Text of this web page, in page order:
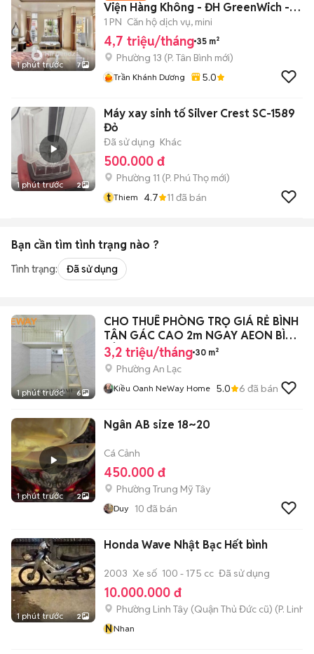
1 phút trước 7
Viện Hàng Không - ĐH GreenWich -
Etown Cộng Hòa
1 PN Căn hộ dịch vụ, mini
4,7 triệu/tháng 35 m²
Phường 13 (P. Tân Bình mới)
Trần Khánh Dương 5.0
1 phút trước 2
Máy xay sinh tố Silver Crest SC-1589
Đỏ
Đã sử dụng Khác
500.000 đ
Phường 11 (P. Phú Thọ mới)
t Thiem 4.7 11 đã bán
Bạn cần tìm tình trạng nào ?
Tình trạng: Đã sử dụng
1 phút trước 6
CHO THUÊ PHÒNG TRỌ GIÁ RẺ BÌNH
TÂN GÁC CAO 2m NGAY AEON BÌNH
TÂN
3,2 triệu/tháng 30 m²
Phường An Lạc
Kiều Oanh NeWay Home 5.0 6 đã bán
1 phút trước 2
Ngân AB size 18~20
Cá Cảnh
450.000 đ
Phường Trung Mỹ Tây
Duy 10 đã bán
1 phút trước 2
Honda Wave Nhật Bạc Hết bình
2003 Xe số 100 - 175 cc Đã sử dụng
10.000.000 đ
Phường Linh Tây (Quận Thủ Đức cũ) (P. Linh
NNhan